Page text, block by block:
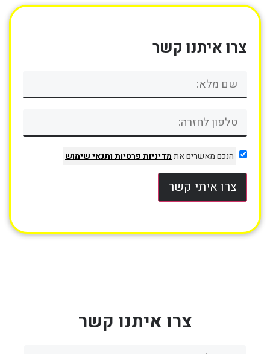
צרו איתנו קשר
הנכם מאשרים אתמדיניות פרטיותותנאי שימוש
צרו איתי קשר
צרו איתנו קשר